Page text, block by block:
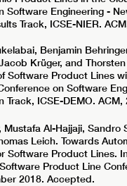
Software Engineering -
Track, ICSE-NIER.
Benjamin
Krüger, and
Software Product Lines
on Software
Track, ICSE-DEMO.
Mustafa Al-Hajjaji, Sandro
Leich. Towards
Software Product Lines.
Product Line
2018. Accepted.